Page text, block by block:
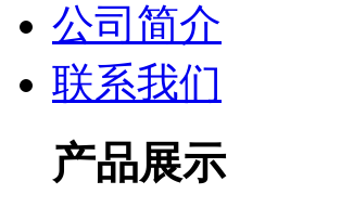
公司简介
联系我们
产品展示